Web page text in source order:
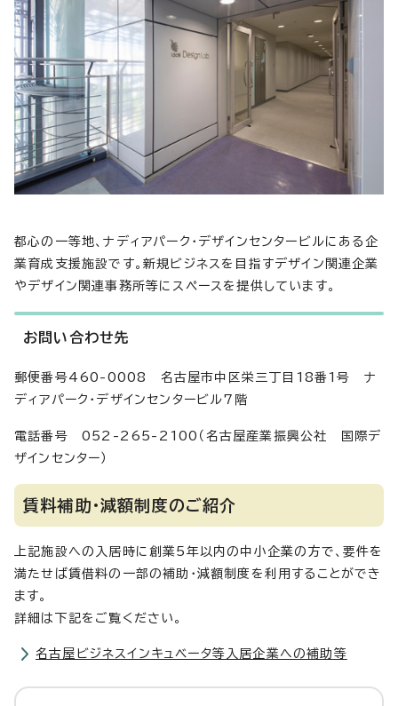
都心の一等地、ナディアパーク・デザインセンタービルにある企
業育成支援施設です。新規ビジネスを目指すデザイン関連企業
やデザイン関連事務所等にスペースを提供しています。
お問い合わせ先
郵便番号460-0008 名古屋市中区栄三丁目18番1号 ナ
ディアパーク・デザインセンタービル7階
電話番号 052-265-2100（名古屋産業振興公社 国際デ
ザインセンター）
賃料補助・減額制度のご紹介
上記施設への入居時に創業5年以内の中小企業の方で、要件を
満たせば賃借料の一部の補助・減額制度を利用することができ
ます。
詳細は下記をご覧ください。
名古屋ビジネスインキュベータ等入居企業への補助等